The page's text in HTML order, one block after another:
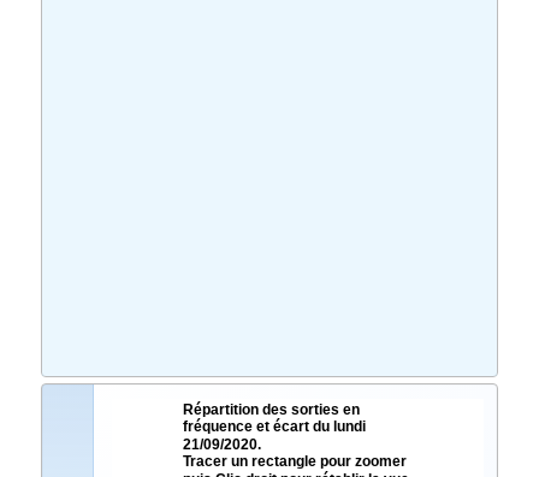
Répartition des sorties en
fréquence et écart du lundi
21/09/2020.
Tracer un rectangle pour zoomer